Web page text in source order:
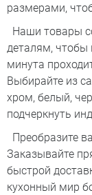
размерами,
Наши товары
деталям, чтобы
минута
Выбирайте из
хром, белый,
подчеркнуть
Преобразите
Заказывайте
быстрой
кухонный мир